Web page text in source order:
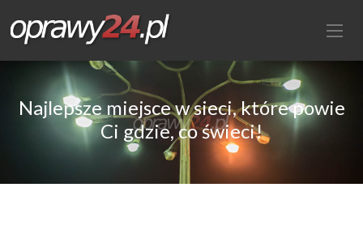
Najlepsze miejsce w sieci, które powie
Ci gdzie, co świeci!